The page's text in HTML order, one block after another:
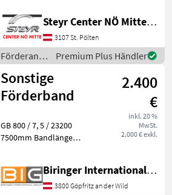
wenig gebraucht,
PRIVATVERKAUF
Förderanlagen
Förderbänder
Steyr Center NÖ Mitte Landmaschinentechnik GmbH
3107 St. Pölten
Förderanlagen
/ Sonstige
Premium Plus Händler
Sonstige
Förderband
2.400
€
inkl. 20 %
MwSt.
2.000 € exkl.
GB 800 / 7, 5 / 23200
7500mm Bandlänge
Förderbänder
Biringer International GmbH
3800 Göpfritz an der Wild